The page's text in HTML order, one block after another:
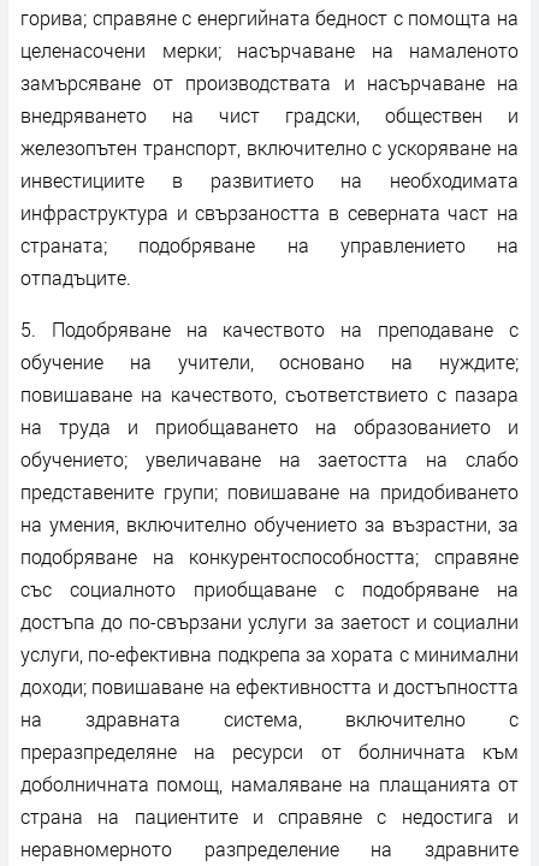
горива; справяне с енергийната бедност с помощта на
целенасочени мерки; насърчаване на намаленото
замърсяване от производствата и насърчаване на
внедряването на чист градски, обществен и
железопътен транспорт, включително с ускоряване на
инвестициите в развитието на необходимата
инфраструктура и свързаността в северната част на
страната; подобряване на управлението на
отпадъците.
5. Подобряване на качеството на преподаване с
обучение на учители, основано на нуждите;
повишаване на качеството, съответствието с пазара
на труда и приобщаването на образованието и
обучението; увеличаване на заетостта на слабо
представените групи; повишаване на придобиването
на умения, включително обучението за възрастни, за
подобряване на конкурентоспособността; справяне
със социалното приобщаване с подобряване на
достъпа до по-свързани услуги за заетост и социални
услуги, по-ефективна подкрепа за хората с минимални
доходи; повишаване на ефективността и достъпността
на здравната система, включително с
преразпределяне на ресурси от болничната към
доболничната помощ, намаляване на плащанията от
страна на пациентите и справяне с недостига и
неравномерното разпределение на здравните